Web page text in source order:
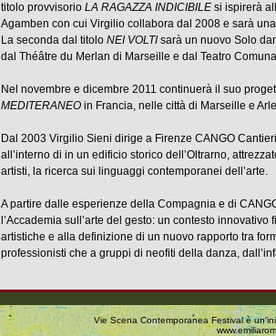
titolo provvisorio LA RAGAZZA INDICIBILE si ispirerà
Agamben con cui Virgilio collabora dal 2008 e sarà
La seconda dal titolo NEI VOLTIsarà un nuovo Solo
dal Théâtre du Merlan di Marseille e dal Teatro
Nel novembre e dicembre 2011 continuerà il suo
MEDITERANEO in Francia, nelle città di Marseille e
Dal 2003 Virgilio Sieni dirige a Firenze CANGO
all’interno di in un edificio storico dell’Oltrarno,
artisti, la ricerca sui linguaggi contemporanei dell’arte.
A partire dalle esperienze della Compagnia e di
l’Accademia sull’arte del gesto: un contesto
artistiche e alla definizione di un nuovo rapporto tra
professionisti che a gruppi di neofiti della danza,
Vie Scena Contemporanea Festival è